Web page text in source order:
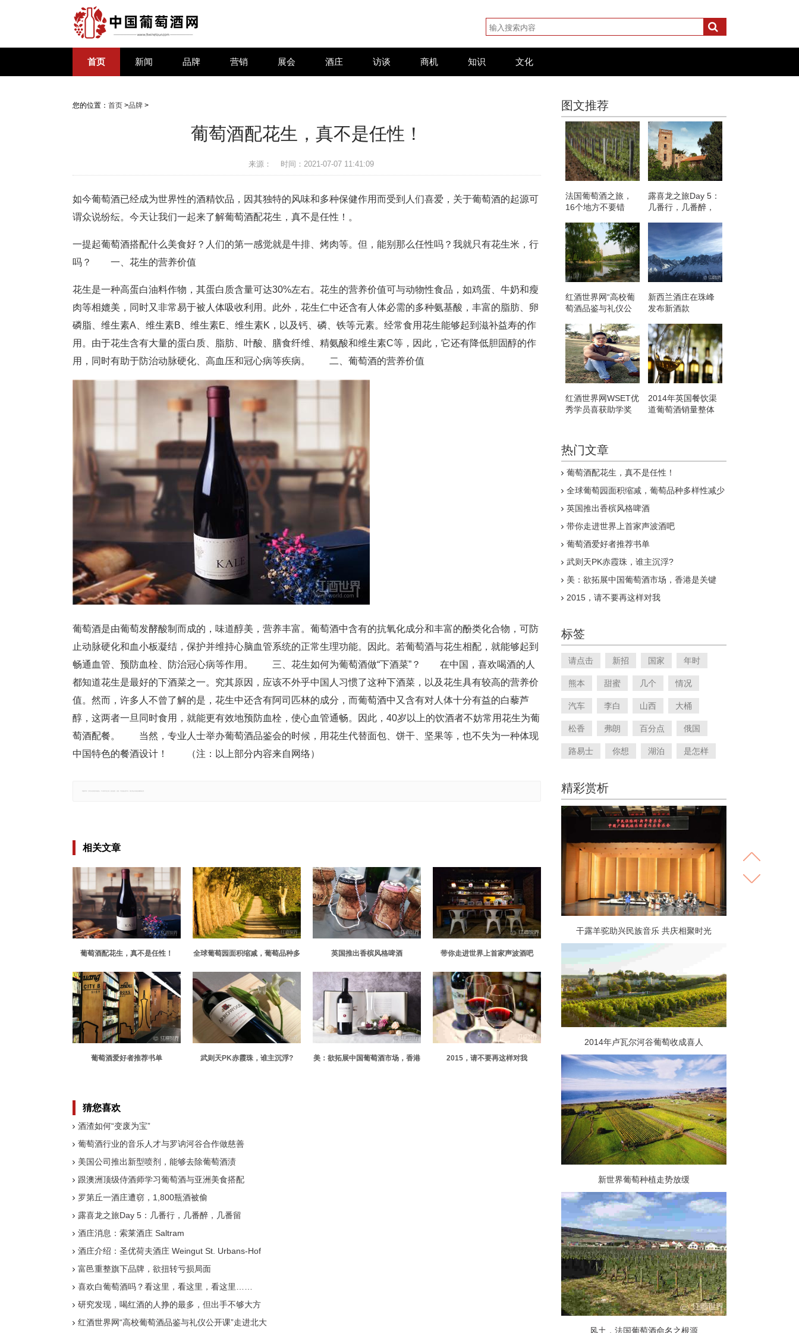
首页 新闻 品牌 营销 展会 酒庄 访谈 商机 知识 文化
您的位置： 首页 >品牌 >
葡萄酒配花生，真不是任性！
来源： 时间：2021-07-07 11:41:09
如今葡萄酒已经成为世界性的酒精饮品，因其独特的风味和多种保健作用而受到人们喜爱，关于葡萄酒的起源可
谓众说纷纭。今天让我们一起来了解葡萄酒配花生，真不是任性！。
一提起葡萄酒搭配什么美食好？人们的第一感觉就是牛排、烤肉等。但，能别那么任性吗？我就只有花生米，行
吗？ 一、花生的营养价值
花生是一种高蛋白油料作物，其蛋白质含量可达30%左右。花生的营养价值可与动物性食品，如鸡蛋、牛奶和瘦
肉等相媲美，同时又非常易于被人体吸收利用。此外，花生仁中还含有人体必需的多种氨基酸，丰富的脂肪、卵
磷脂、维生素A、维生素B、维生素E、维生素K，以及钙、磷、铁等元素。经常食用花生能够起到滋补益寿的作
用。由于花生含有大量的蛋白质、脂肪、叶酸、膳食纤维、精氨酸和维生素C等，因此，它还有降低胆固醇的作
用，同时有助于防治动脉硬化、高血压和冠心病等疾病。 二、葡萄酒的营养价值
葡萄酒是由葡萄发酵酸制而成的，味道醇美，营养丰富。葡萄酒中含有的抗氧化成分和丰富的酚类化合物，可防
止动脉硬化和血小板凝结，保护并维持心脑血管系统的正常生理功能。因此。若葡萄酒与花生相配，就能够起到
畅通血管、预防血栓、防治冠心病等作用。 三、花生如何为葡萄酒做“下酒菜”？ 在中国，喜欢喝酒的人
都知道花生是最好的下酒菜之一。究其原因，应该不外乎中国人习惯了这种下酒菜，以及花生具有较高的营养价
值。然而，许多人不曾了解的是，花生中还含有阿司匹林的成分，而葡萄酒中又含有对人体十分有益的白藜芦
醇，这两者一旦同时食用，就能更有效地预防血栓，使心血管通畅。因此，40岁以上的饮酒者不妨常用花生为葡
萄酒配餐。 当然，专业人士举办葡萄酒品鉴会的时候，用花生代替面包、饼干、坚果等，也不失为一种体现
中国特色的餐酒设计！ （注：以上部分内容来自网络）
相关文章
葡萄酒配花生，真不是任性！
全球葡萄园面积缩减，葡萄品种多
英国推出香槟风格啤酒 带你走进世界上首家声波酒吧
葡萄酒爱好者推荐书单 武则天PK赤霞珠，谁主沉浮?
美：欲拓展中国葡萄酒市场，香港
2015，请不要再这样对我
猜您喜欢
酒渣如何“变废为宝”
葡萄酒行业的音乐人才与罗讷河谷合作做慈善
美国公司推出新型喷剂，能够去除葡萄酒渍
跟澳洲顶级侍酒师学习葡萄酒与亚洲美食搭配
罗第丘一酒庄遭窃，1,800瓶酒被偷
露喜龙之旅Day 5：几番行，几番醉，几番留
酒庄消息：索莱酒庄 Saltram
酒庄介绍：圣优荷夫酒庄 Weingut St. Urbans-Hof
富邑重整旗下品牌，欲扭转亏损局面
喜欢白葡萄酒吗？看这里，看这里，看这里……
研究发现，喝红酒的人挣的最多，但出手不够大方
红酒世界网“高校葡萄酒品鉴与礼仪公开课”走进北大
图文推荐
法国葡萄酒之旅，
16个地方不要错
露喜龙之旅Day 5：
几番行，几番醉，
红酒世界网“高校葡
萄酒品鉴与礼仪公
新西兰酒庄在珠峰
发布新酒款
红酒世界网WSET优
秀学员喜获助学奖
2014年英国餐饮渠
道葡萄酒销量整体
热门文章
葡萄酒配花生，真不是任性！
全球葡萄园面积缩减，葡萄品种多样性减少
英国推出香槟风格啤酒
带你走进世界上首家声波酒吧
葡萄酒爱好者推荐书单
武则天PK赤霞珠，谁主沉浮?
美：欲拓展中国葡萄酒市场，香港是关键
2015，请不要再这样对我
标签
请点击 新招 国家 年时
熊本 甜蜜 几个 情况
汽车 李白 山西 大桶
松香 弗朗 百分点 俄国
路易士 你想 湖泊 是怎样
精彩赏析
干露羊驼助兴民族音乐 共庆相聚时光
2014年卢瓦尔河谷葡萄收成喜人
新世界葡萄种植走势放缓
风土，法国葡萄酒命名之根源